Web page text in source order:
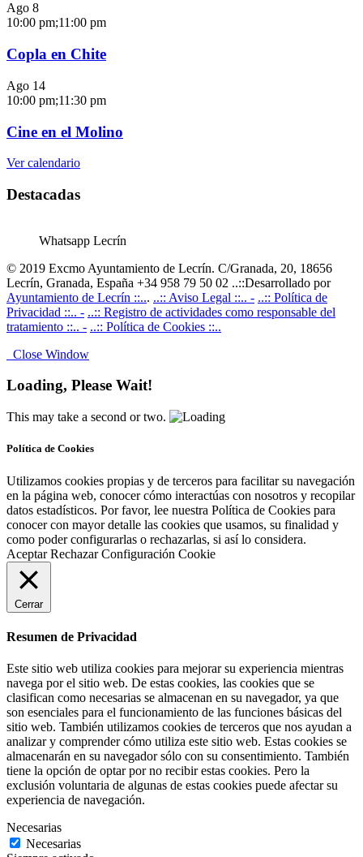
Ago 8
10:00 pm;11:00 pm
Copla en Chite
Ago 14
10:00 pm;11:30 pm
Cine en el Molino
Ver calendario
Destacadas
Whatsapp Lecrín
© 2019 Excmo Ayuntamiento de Lecrín. C/Granada, 20, 18656
Lecrín, Granada, España +34 958 79 50 02 ..::Desarrollado por
Ayuntamiento de Lecrín ::... ..:: Aviso Legal ::.. - ..:: Política de
Privacidad ::.. - ..:: Registro de actividades como responsable del
tratamiento ::.. - ..:: Política de Cookies ::..
Close Window
Loading, Please Wait!
This may take a second or two.
Política de Cookies
Utilizamos cookies propias y de terceros para facilitar su navegación
en la página web, conocer cómo interactúas con nosotros y recopilar
datos estadísticos. Por favor, lee nuestra Política de Cookies para
conocer con mayor detalle las cookies que usamos, su finalidad y
como poder configurarlas o rechazarlas, si así lo considera.
Aceptar Rechazar Configuración Cookie
Cerrar
Resumen de Privacidad
Este sitio web utiliza cookies para mejorar su experiencia mientras
navega por el sitio web. De estas cookies, las cookies que se
clasifican como necesarias se almacenan en su navegador, ya que
son esenciales para el funcionamiento de las funciones básicas del
sitio web. También utilizamos cookies de terceros que nos ayudan a
analizar y comprender cómo utiliza este sitio web. Estas cookies se
almacenarán en su navegador sólo con su consentimiento. También
tiene la opción de optar por no recibir estas cookies. Pero la
exclusión voluntaria de algunas de estas cookies puede afectar su
experiencia de navegación.
Necesarias
Necesarias